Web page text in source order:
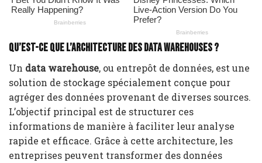
Qu’est-ce que l’architecture des data warehouses ?
Un data warehouse, ou entrepôt de données, est une
solution de stockage spécialement conçue pour
agréger des données provenant de diverses sources.
L’objectif principal est de structurer ces
informations de manière à faciliter leur analyse
rapide et efficace. Grâce à cette architecture, les
entreprises peuvent transformer des données